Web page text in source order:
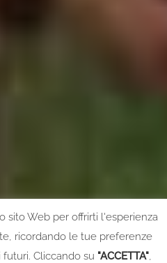
sito Web per offrirti l'esperienza
ricordando le tue preferenze
Cliccando su "ACCETTA",